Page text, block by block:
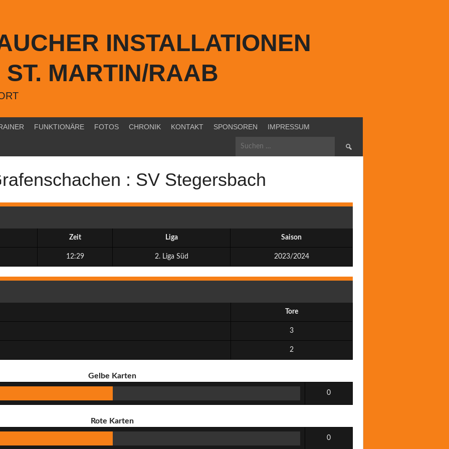
INSTALLATIONEN
ST. MARTIN/RAAB
FUNKTIONÄRE FOTOS CHRONIK KONTAKT SPONSOREN
IMPRESSUM
Suchen
: SV Stegersbach
Zeit Liga Saison
12:29 2. Liga Süd 2023/2024
Tore
3
2
Gelbe Karten
0
Rote Karten
0